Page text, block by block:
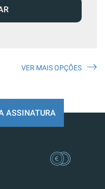
VER MAIS OPÇÕES
ASSINATURA